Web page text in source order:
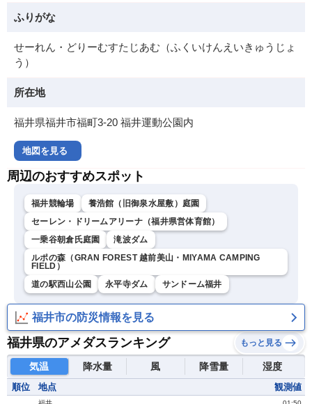
ふりがな
せーれん・どりーむすたじあむ（ふくいけんえいきゅうじょ
う）
所在地
福井県福井市福町3-20 福井運動公園内
地図を見る
周辺のおすすめスポット
福井競輪場
養浩館（旧御泉水屋敷）庭園
セーレン・ドリームアリーナ（福井県営体育館）
一乗谷朝倉氏庭園
滝波ダム
ルポの森（GRAN FOREST 越前美山・MIYAMA CAMPING
FIELD）
道の駅西山公園
永平寺ダム サンドーム福井
福井市の防災情報を見る
福井県のアメダスランキング もっと見る
気温 降水量 風 降雪量 湿度
順位 地点 観測値